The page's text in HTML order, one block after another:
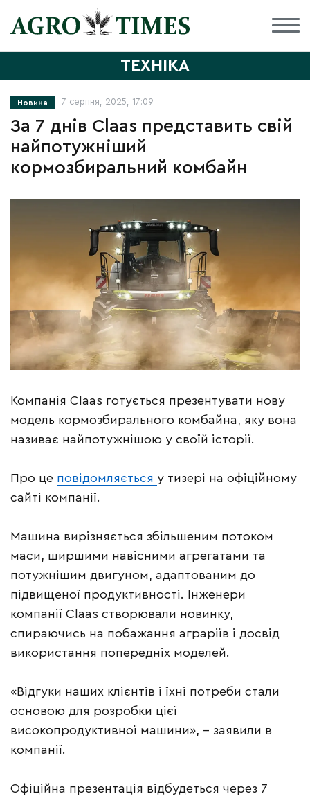
ТЕХНІКА
Новина 7 серпня, 2025, 17:09
За 7 днів Claas представить свій
найпотужніший
кормозбиральний комбайн
Компанія Claas готується презентувати нову
модель кормозбирального комбайна, яку вона
називає найпотужнішою у своїй історії.
Про це повідомляється у тизері на офіційному
сайті компанії.
Машина вирізняється збільшеним потоком
маси, ширшими навісними агрегатами та
потужнішим двигуном, адаптованим до
підвищеної продуктивності. Інженери
компанії Claas створювали новинку,
спираючись на побажання аграріїв і досвід
використання попередніх моделей.
«Відгуки наших клієнтів і їхні потреби стали
основою для розробки цієї
високопродуктивної машини», – заявили в
компанії.
Офіційна презентація відбудеться через 7